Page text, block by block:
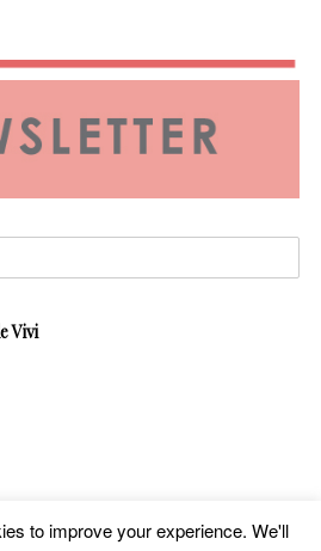
Vivi
to improve your experience. We'll